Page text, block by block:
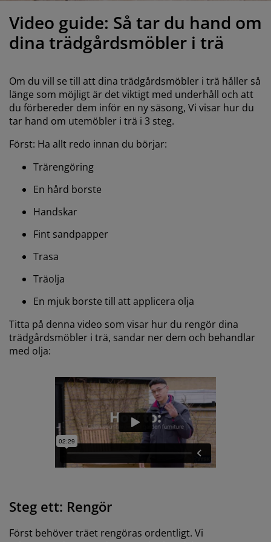
med förvaring
och sytråd
och stryk
Video guide: Så tar du hand om
dina trädgårdsmöbler i trä
Om du vill se till att dina trädgårdsmöbler i trä håller så
länge som möjligt är det viktigt med underhåll och att
du förbereder dem inför en ny säsong, Vi visar hur du
tar hand om utemöbler i trä i 3 steg.
Först: Ha allt redo innan du börjar:
Trärengöring
En hård borste
Handskar
Fint sandpapper
Trasa
Träolja
En mjuk borste till att applicera olja
Titta på denna video som visar hur du rengör dina
trädgårdsmöbler i trä, sandar ner dem och behandlar
med olja:
Steg ett: Rengör
Först behöver träet rengöras ordentligt. Vi